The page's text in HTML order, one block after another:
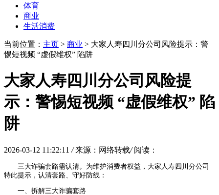
体育
商业
生活消费
当前位置： 主页 > 商业 > 大家人寿四川分公司风险提示：警
惕短视频 “虚假维权” 陷阱
大家人寿四川分公司风险提
示：警惕短视频 “虚假维权” 陷
阱
2026-03-12 11:22:11 / 来源：网络转载/ 阅读：
三大诈骗套路需认清。为维护消费者权益，大家人寿四川分公司
特此提示，认清套路、守好防线：
一、拆解三大诈骗套路